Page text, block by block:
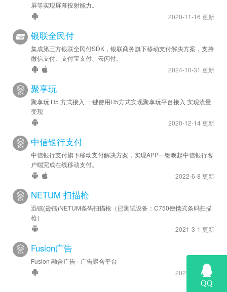
屏等实现屏幕投射能力。
2020-11-16 更新
银联全民付
集成第三方银联全民付SDK，银联商务旗下移动支付解决方案，支持
微信支付、支付宝支付、云闪付。
2024-10-31 更新
聚享玩
聚享玩 H5 方式接入 一键使用H5方式实现聚享玩平台接入 实现流量
变现
2020-12-14 更新
中信银行支付
中信银行支付旗下移动支付解决方案，实现APP一键唤起中信银行客
户端完成在线移动支付。
2022-6-8 更新
NETUM 扫描枪
迅镭(逊镭)NETUM条码扫描枪（已测试设备：C750便携式条码扫描
枪）
2021-3-1 更新
Fusion广告
Fusion 融合广告 - 广告聚合平台
2021-3-6 更新